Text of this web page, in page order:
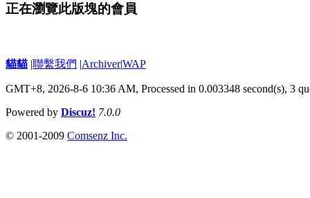
正在瀏覽此版塊的會員
貓貓 |聯繫我們 |Archiver|WAP
GMT+8, 2026-8-6 10:36 AM, Processed in 0.003348 second(s), 3
Powered by Discuz! 7.0.0
© 2001-2009 Comsenz Inc.